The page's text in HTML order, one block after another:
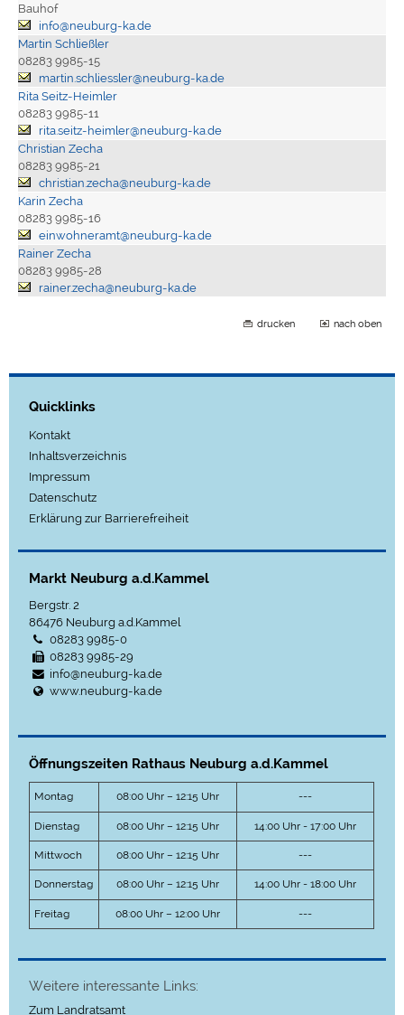
Bauhof
info@neuburg-ka.de
Martin Schließler
08283 9985-15
martin.schliessler@neuburg-ka.de
Rita Seitz-Heimler
08283 9985-11
rita.seitz-heimler@neuburg-ka.de
Christian Zecha
08283 9985-21
christian.zecha@neuburg-ka.de
Karin Zecha
08283 9985-16
einwohneramt@neuburg-ka.de
Rainer Zecha
08283 9985-28
rainer.zecha@neuburg-ka.de
drucken nach oben
Quicklinks
Kontakt
Inhaltsverzeichnis
Impressum
Datenschutz
Erklärung zur Barrierefreiheit
Markt Neuburg a.d.Kammel
Bergstr. 2
86476 Neuburg a.d.Kammel
08283 9985-0
08283 9985-29
info@neuburg-ka.de
www.neuburg-ka.de
Öffnungszeiten Rathaus Neuburg a.d.Kammel
Montag 08:00 Uhr – 12:15 Uhr ---
Dienstag 08:00 Uhr – 12:15 Uhr 14:00 Uhr - 17:00 Uhr
Mittwoch 08:00 Uhr – 12:15 Uhr ---
Donnerstag 08:00 Uhr – 12:15 Uhr 14:00 Uhr - 18:00 Uhr
Freitag 08:00 Uhr – 12:00 Uhr ---
Weitere interessante Links:
Zum Landratsamt